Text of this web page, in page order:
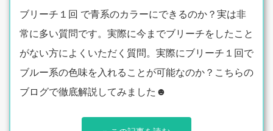
ブリーチ１回 で青系のカラーにできるのか？実は非
常に多い質問です。実際に今までブリーチをしたこと
がない方によくいただく質問。実際にブリーチ１回で
ブルー系の色味を入れることが可能なのか？こちらの
ブログで徹底解説してみました☻